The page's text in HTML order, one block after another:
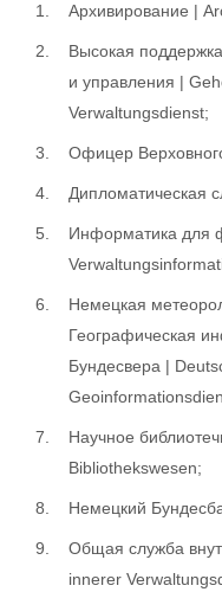
Архивирование |
Высокая
и управления |
Verwaltungsdienst;
Офицер
Дипломатическая
Информатика для
Немецкая
Географическая
Бундесвера |
Научное
Bibliothekswesen;
Немецкий
Общая служба
innerer